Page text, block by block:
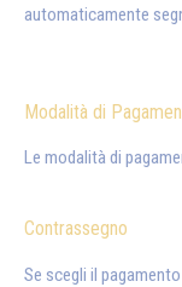
Modalità di
Le modalità di
Contrassegno
Se scegli il